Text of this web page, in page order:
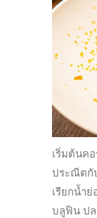
เริ่มต้นค
ประณีตกั
เรียกน้ำ
บลูฟิน ปล